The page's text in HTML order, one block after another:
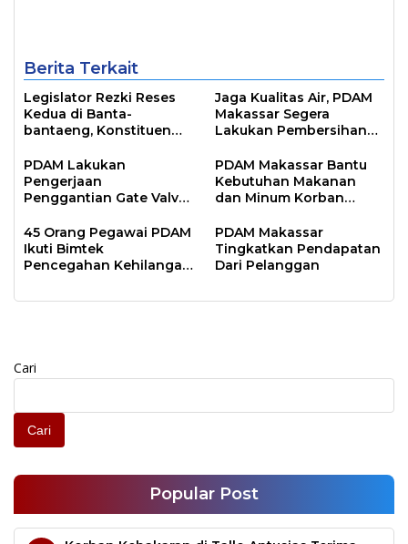
Berita Terkait
Legislator Rezki Reses
Kedua di Banta-
bantaeng, Konstituen
Jaga Kualitas Air, PDAM
Makassar Segera
Lakukan Pembersihan
Panaikang
PDAM Lakukan
Pengerjaan
Penggantian Gate Valve
Tamangapa Raya
PDAM Makassar Bantu
Kebutuhan Makanan
dan Minum Korban
45 Orang Pegawai PDAM
Ikuti Bimtek
Pencegahan Kehilangan
PDAM Makassar
Tingkatkan Pendapatan
Dari Pelanggan
Cari
Cari
Popular Post